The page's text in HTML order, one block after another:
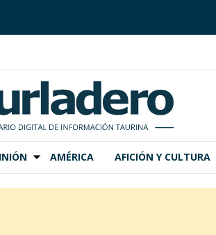
AMÉRICA AFICIÓN Y CULTURA